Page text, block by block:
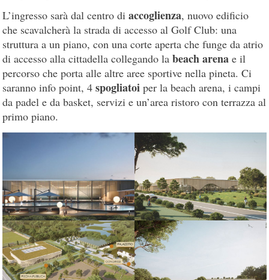
L’ingresso sarà dal centro diaccoglienza, nuovo edificio
che scavalcherà la strada di accesso al Golf Club: una
struttura a un piano, con una corte aperta che funge da atrio
di accesso alla cittadella collegando labeach arena e il
percorso che porta alle altre aree sportive nella pineta. Ci
saranno info point, 4spogliatoiper la beach arena, i campi
da padel e da basket, servizi e un’area ristoro con terrazza al
primo piano.